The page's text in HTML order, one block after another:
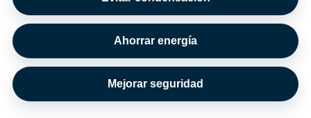
Ahorrar energía
Mejorar seguridad